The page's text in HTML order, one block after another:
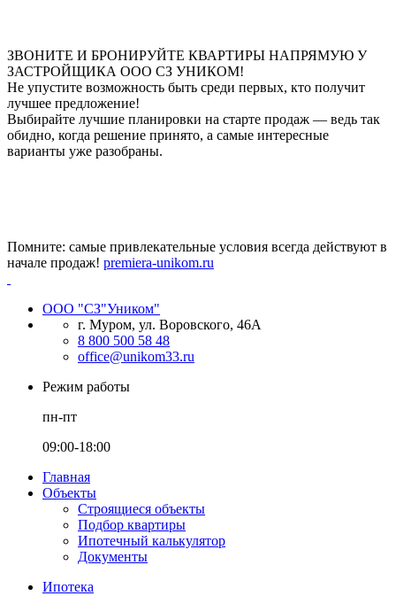
ЗВОНИТЕ И БРОНИРУЙТЕ КВАРТИРЫ НАПРЯМУЮ У
ЗАСТРОЙЩИКА ООО СЗ УНИКОМ!
Не упустите возможность быть среди первых, кто получит
лучшее предложение!
Выбирайте лучшие планировки на старте продаж — ведь так
обидно, когда решение принято, а самые интересные
варианты уже разобраны.
Помните: самые привлекательные условия всегда действуют в
начале продаж! premiera-unikom.ru
ООО "СЗ"Уником"
г. Муром, ул. Воровского, 46А
8 800 500 58 48
office@unikom33.ru
Режим работы
пн-пт
09:00-18:00
Главная
Объекты
Строящиеся объекты
Подбор квартиры
Ипотечный калькулятор
Документы
Ипотека